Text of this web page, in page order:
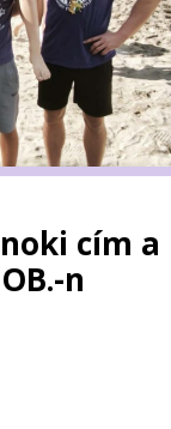
cím a
n